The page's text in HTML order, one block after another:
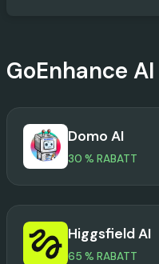
GoEnhance AI
Domo AI
30 % RABATT
Higgsfield AI
65 % RABATT